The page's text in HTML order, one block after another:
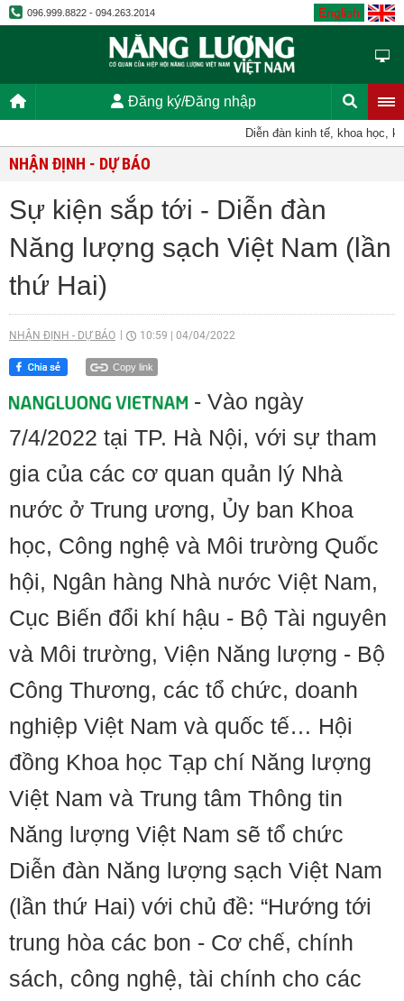
096.999.8822 - 094.263.2014 English
Đăng ký/Đăng nhập
Diễn đàn kinh tế, khoa học, kỹ
NHẬN ĐỊNH - DỰ BÁO
Sự kiện sắp tới - Diễn đàn
Năng lượng sạch Việt Nam (lần
thứ Hai)
NHẬN ĐỊNH - DỰ BÁO 10:59 04/04/2022
Copy link
- Vào ngày
7/4/2022 tại TP. Hà Nội, với sự tham
gia của các cơ quan quản lý Nhà
nước ở Trung ương, Ủy ban Khoa
học, Công nghệ và Môi trường Quốc
hội, Ngân hàng Nhà nước Việt Nam,
Cục Biến đổi khí hậu - Bộ Tài nguyên
và Môi trường, Viện Năng lượng - Bộ
Công Thương, các tổ chức, doanh
nghiệp Việt Nam và quốc tế… Hội
đồng Khoa học Tạp chí Năng lượng
Việt Nam và Trung tâm Thông tin
Năng lượng Việt Nam sẽ tổ chức
Diễn đàn Năng lượng sạch Việt Nam
(lần thứ Hai) với chủ đề: “Hướng tới
trung hòa các bon - Cơ chế, chính
sách, công nghệ, tài chính cho các